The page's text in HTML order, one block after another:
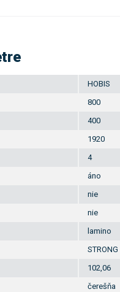
HOBIS
800
400
1920
4
áno
nie
nie
lamino
STRONG
102,06
čerešňa